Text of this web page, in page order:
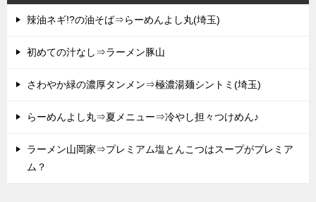
辣油ネギ!?の油そば⇒らーめんよし丸(埼玉)
初めての汁なし⇒ラーメン豚山
さわやか緑の濃厚タンメン⇒極濃湯麺シントミ(埼玉)
らーめんよし丸⇒夏メニュー⇒冷やし担々つけめん♪
ラーメン山岡家⇒プレミアム塩とんこつはスープがプレミア
ム？